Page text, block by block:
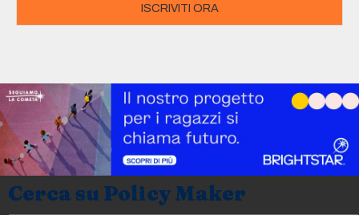
ISCRIVITI ORA
Cerca su Policy Maker